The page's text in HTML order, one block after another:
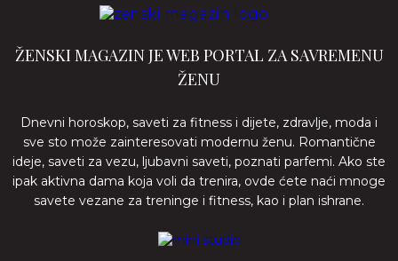
ŽENSKI MAGAZIN JE WEB PORTAL ZA SAVREMENU
ŽENU
Dnevni horoskop, saveti za fitness i dijete, zdravlje, moda i
sve sto može zainteresovati modernu ženu. Romantične
ideje, saveti za vezu, ljubavni saveti, poznati parfemi. Ako ste
ipak aktivna dama koja voli da trenira, ovde ćete naći mnoge
savete vezane za treninge i fitness, kao i plan ishrane.